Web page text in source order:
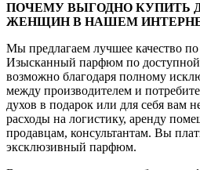
ПОЧЕМУ ВЫГОДНО КУПИТЬ
ЖЕНЩИН В НАШЕМ
Мы предлагаем лучшее качество
Изысканный парфюм по доступной
возможно благодаря полному
между производителем и
духов в подарок или для себя вам
расходы на логистику, аренду
продавцам, консультантам. Вы
эксклюзивный парфюм.